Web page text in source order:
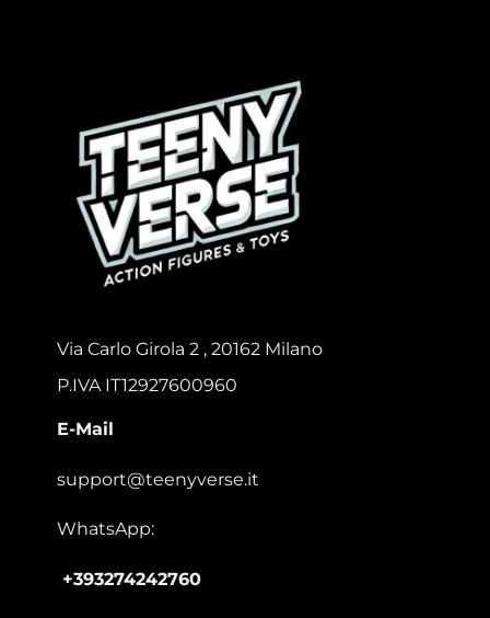
Via Carlo Girola 2 , 20162 Milano
P.IVA IT12927600960
E-Mail
support@teenyverse.it
WhatsApp:
+393274242760